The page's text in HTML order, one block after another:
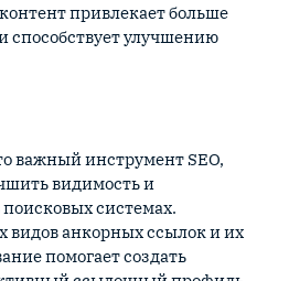
привлекает больше
способствует улучшению
важный инструмент SEO,
видимость и
системах.
анкорных ссылок и их
помогает создать